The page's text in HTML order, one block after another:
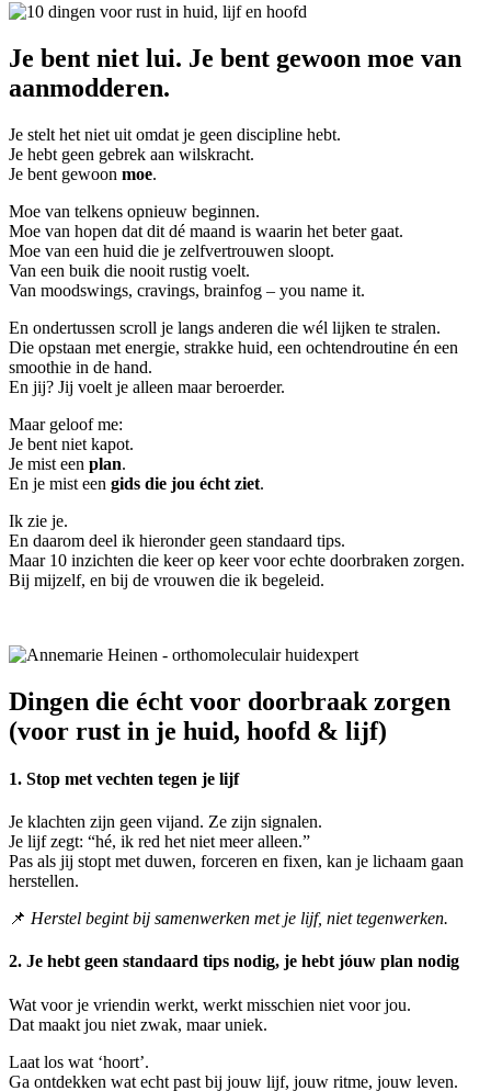
Je bent niet lui. Je bent gewoon moe van
aanmodderen.
Je stelt het niet uit omdat je geen discipline hebt.
Je hebt geen gebrek aan wilskracht.
Je bent gewoon moe.
Moe van telkens opnieuw beginnen.
Moe van hopen dat dit dé maand is waarin het beter gaat.
Moe van een huid die je zelfvertrouwen sloopt.
Van een buik die nooit rustig voelt.
Van moodswings, cravings, brainfog – you name it.
En ondertussen scroll je langs anderen die wél lijken te stralen.
Die opstaan met energie, strakke huid, een ochtendroutine én een
smoothie in de hand.
En jij? Jij voelt je alleen maar beroerder.
Maar geloof me:
Je bent niet kapot.
Je mist een plan.
En je mist een gids die jou écht ziet.
Ik zie je.
En daarom deel ik hieronder geen standaard tips.
Maar 10 inzichten die keer op keer voor echte doorbraken zorgen.
Bij mijzelf, en bij de vrouwen die ik begeleid.
Dingen die écht voor doorbraak zorgen
(voor rust in je huid, hoofd & lijf)
1. Stop met vechten tegen je lijf
Je klachten zijn geen vijand. Ze zijn signalen.
Je lijf zegt: “hé, ik red het niet meer alleen.”
Pas als jij stopt met duwen, forceren en fixen, kan je lichaam gaan
herstellen.
📌 Herstel begint bij samenwerken met je lijf, niet tegenwerken.
2. Je hebt geen standaard tips nodig, je hebt jóuw plan nodig
Wat voor je vriendin werkt, werkt misschien niet voor jou.
Dat maakt jou niet zwak, maar uniek.
Laat los wat ‘hoort’.
Ga ontdekken wat echt past bij jouw lijf, jouw ritme, jouw leven.